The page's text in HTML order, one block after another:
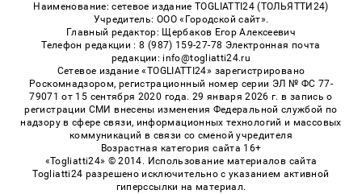
Наименование: сетевое издание TOGLIATTI24 (ТОЛЬЯТТИ24)
Учредитель: ООО «Городской сайт».
Главный редактор: Щербаков Егор Алексеевич
Телефон редакции : 8 (987) 159-27-78 Электронная почта
редакции: info@togliatti24.ru
Сетевое издание «TOGLIATTI24» зарегистрировано
Роскомнадзором, регистрационный номер серии ЭЛ № ФС 77-
79071 от 15 сентября 2020 года. 29 января 2026 г. в запись о
регистрации СМИ внесены изменения Федеральной службой по
надзору в сфере связи, информационных технологий и массовых
коммуникаций в связи со сменой учредителя
Возрастная категория сайта 16+
«Togliatti24» © 2014. Использование материалов сайта
Togliatti24 разрешено исключительно с указанием активной
гиперссылки на материал.